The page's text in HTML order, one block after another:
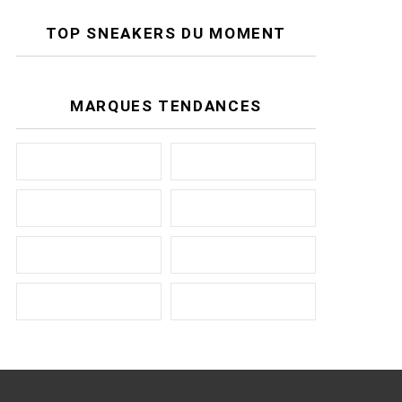
TOP SNEAKERS DU MOMENT
MARQUES TENDANCES